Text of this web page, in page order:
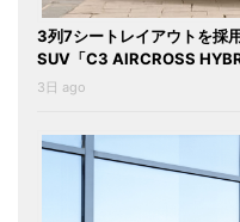
3列7シートレイアウトを採
SUV「C3 AIRCROSS
3日 ago